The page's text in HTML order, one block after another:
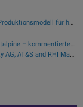
Hermes Reply und Lavazza entwickeln neues digitales Produktionsmodell für hocheffiziente Fertigung
ArcelorMittal und ThyssenKrupp vs. Salzgitter und voestalpine – kommentierter KW 32 Peer Group Watch Stahl
21st Austria weekly - ATX TR at 16715.01 - Bajaj Mobility AG, AT&S and RHI Magnesita best-performing, Österreichische Post with weakest performance (08/08/2026)